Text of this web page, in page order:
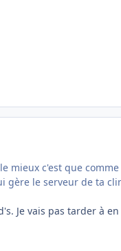
mieux c'est que
gère le serveur de ta
Je vais pas tarder à